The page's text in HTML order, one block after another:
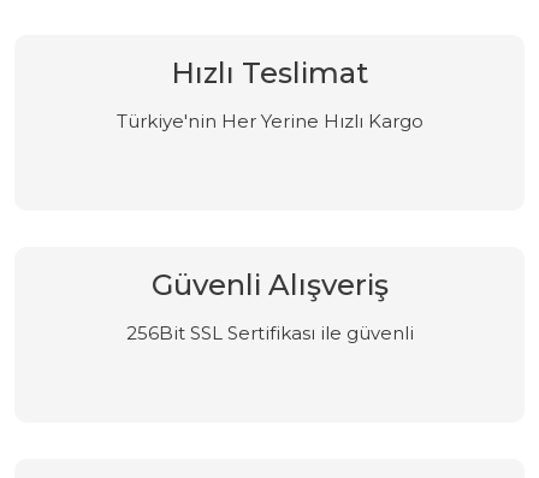
Hızlı Teslimat
Türkiye'nin Her Yerine Hızlı Kargo
Güvenli Alışveriş
256Bit SSL Sertifikası ile güvenli